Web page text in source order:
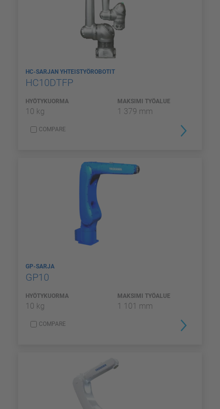
HC-SARJAN YHTEISTYÖROBOTIT
HC10DTFP
HYÖTYKUORMA
10 kg
MAKSIMI TYÖALUE
1 379 mm
COMPARE
GP-SARJA
GP10
HYÖTYKUORMA
10 kg
MAKSIMI TYÖALUE
1 101 mm
COMPARE